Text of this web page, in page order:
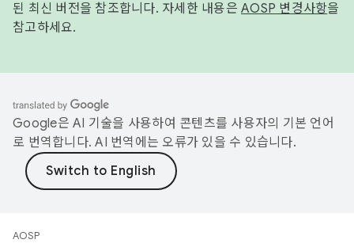
된 최신 버전을 참조합니다. 자세한 내용은 AOSP 변경사항을
참고하세요.
Google은 AI 기술을 사용하여 콘텐츠를 사용자의 기본 언어
로 번역합니다. AI 번역에는 오류가 있을 수 있습니다.
AOSP